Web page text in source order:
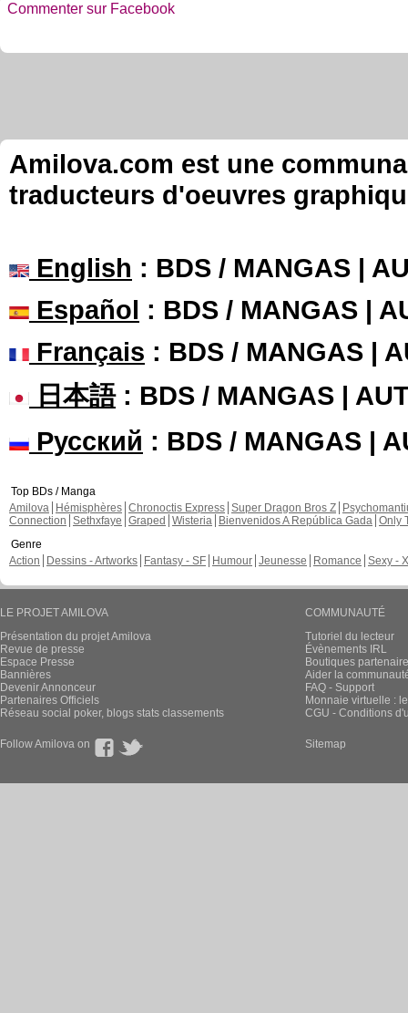
Commenter sur Facebook
Amilova.com est une
traducteurs d'oeuvres
English : BDS / MANGAS |
Español : BDS / MANGAS |
Français : BDS / MANGAS |
日本語: BDS / MANGAS |
Русский : BDS / MANGAS |
Top BDs / Manga
Amilova
Hémisphères Chronoctis Express Super Dragon Bros Z
Connection Sethxfaye Graped Wisteria Bienvenidos A República Gada Only
Genre
Action
Dessins - Artworks Fantasy - SF Humour Jeunesse Romance Sexy -
LE PROJET AMILOVA
Présentation du projet Amilova
Revue de presse
Espace Presse
Bannières
Devenir Annonceur
Partenaires Officiels
Réseau social poker, blogs stats classements
COMMUNAUTÉ
Tutoriel du lecteur
Évènements IRL
Boutiques
Aider la
FAQ - Support
Monnaie virtuelle :
CGU - Conditions
Follow Amilova on Sitemap